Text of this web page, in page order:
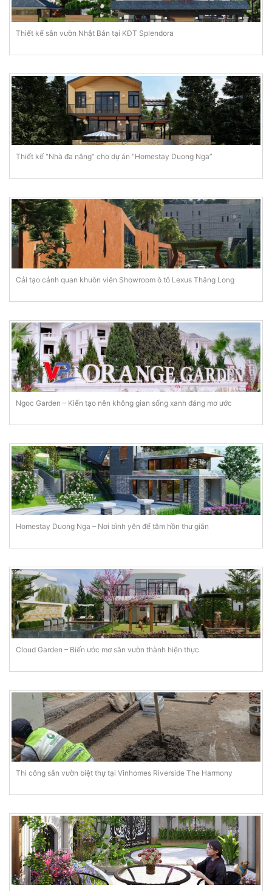
Thiết kế sân vườn Nhật Bản tại KĐT Splendora
Thiết kế “Nhà đa năng” cho dự án “Homestay Duong Nga”
Cải tạo cảnh quan khuôn viên Showroom ô tô Lexus Thăng Long
Ngoc Garden – Kiến tạo nên không gian sống xanh đáng mơ ước
Homestay Duong Nga – Nơi bình yên để tâm hồn thư giãn
Cloud Garden – Biến ước mơ sân vườn thành hiện thực
Thi công sân vườn biệt thự tại Vinhomes Riverside The Harmony